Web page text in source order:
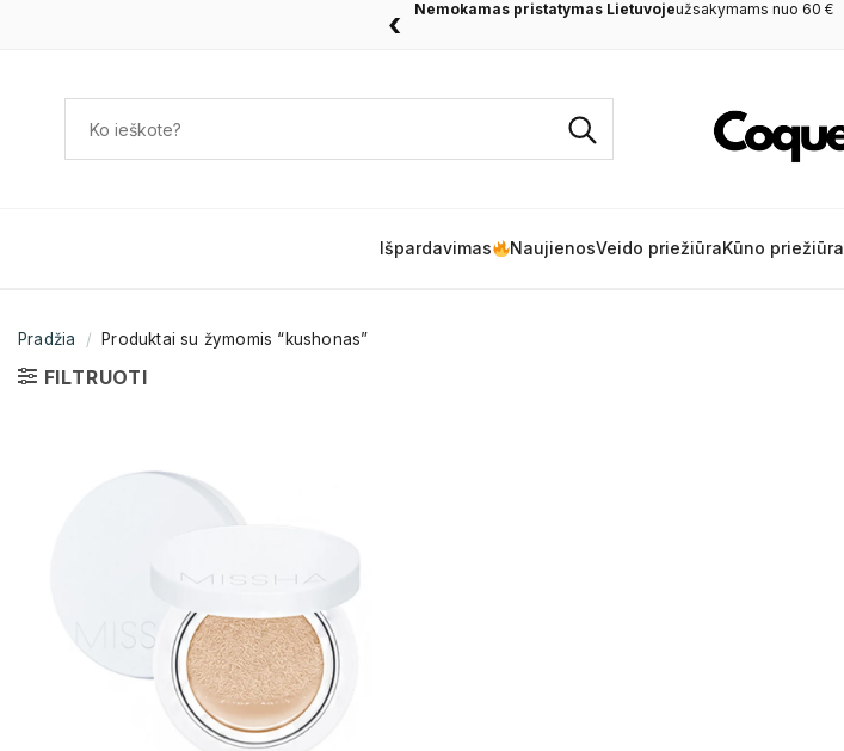
‹ Nemokamas pristatymas Lietuvojeužsakymams nuo 60 €
Išpardavimas NaujienosVeido priežiūraKūno priežiūra
Pradžia / Produktai su žymomis “kushonas”
FILTRUOTI